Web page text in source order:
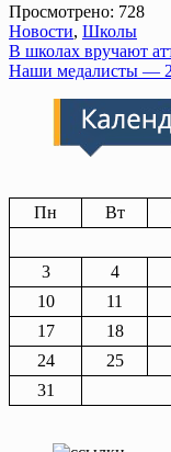
Просмотрено: 728
Новости, Школы
Навигация
по
записям
В школах вручают
Наши медалисты —
Пн
Вт
3
4
10
11
17
18
24
25
31